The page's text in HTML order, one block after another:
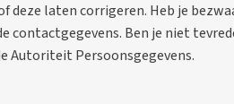
deze laten corrigeren. Heb je
contactgegevens. Ben je niet
Autoriteit Persoonsgegevens.